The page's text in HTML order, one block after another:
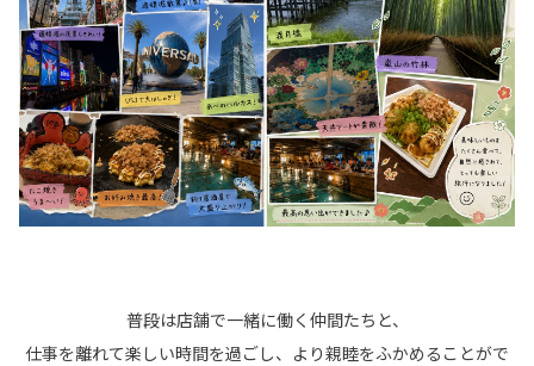
普段は店舗で一緒に働く仲間たちと、
仕事を離れて楽しい時間を過ごし、より親睦をふかめることがで